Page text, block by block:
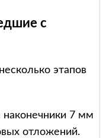
с
этапов
наконечники 7 мм
отложений.